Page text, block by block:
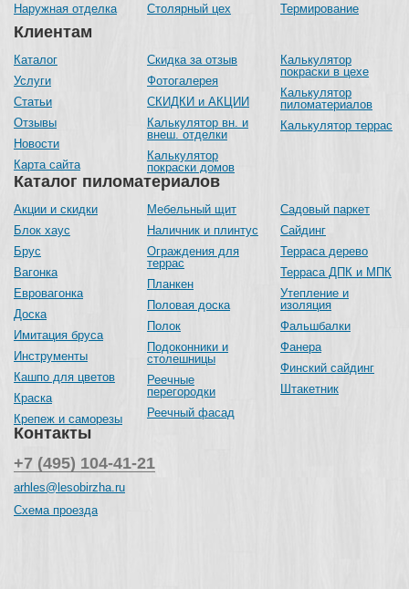
Каталог пиломатериалов
Акции и скидки
Блок хаус
Брус
Вагонка
Евровагонка
Доска
Имитация бруса
Инструменты
Кашпо для цветов
Краска
Крепеж и саморезы
Мебельный щит
Наличник и плинтус
Ограждения для
террас
Планкен
Половая доска
Полок
Подоконники и
столешницы
Реечные
перегородки
Реечный фасад
Садовый паркет
Сайдинг
Терраса дерево
Терраса ДПК и МПК
Утепление и
изоляция
Фальшбалки
Фанера
Финский сайдинг
Штакетник
Наружная отделка
Столярный цех
Термирование
Клиентам
Каталог
Услуги
Статьи
Отзывы
Новости
Карта сайта
Скидка за отзыв
Фотогалерея
СКИДКИ и АКЦИИ
Калькулятор вн. и
внеш. отделки
Калькулятор
покраски домов
Калькулятор
покраски в цехе
Калькулятор
пиломатериалов
Калькулятор террас
Контакты
+7 (495) 104-41-21
arhles@lesobirzha.ru
Схема проезда